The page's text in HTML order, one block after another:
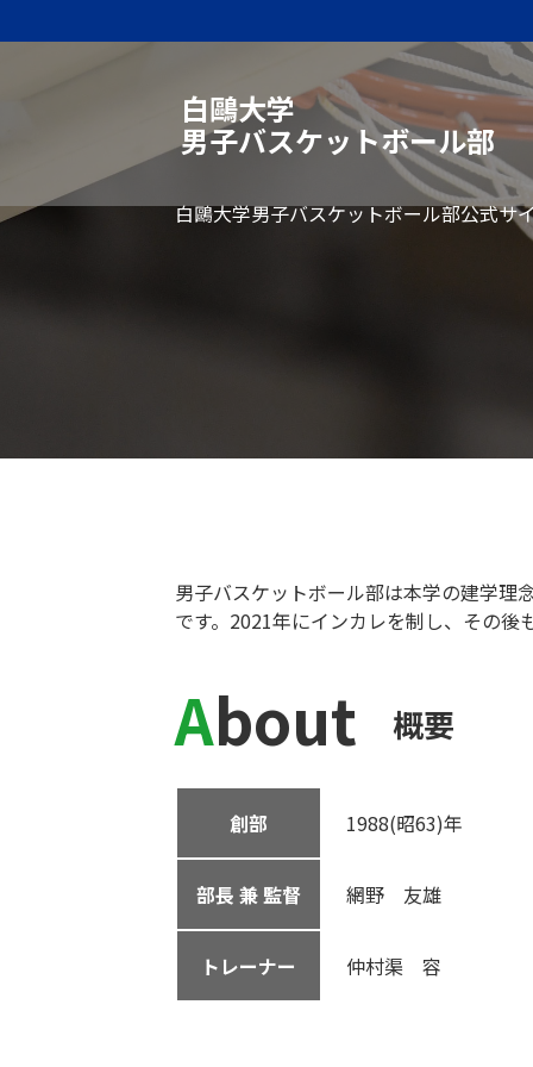
白鷗大学
男子バスケットボール部
白鷗大学男子バスケットボール部公式サ
男子バスケットボール部は本学の建学
です。2021年にインカレを制し、その
概要
About
創部 1988(昭63)年
部長 兼 監督 網野 友雄
トレーナー 仲村渠 容